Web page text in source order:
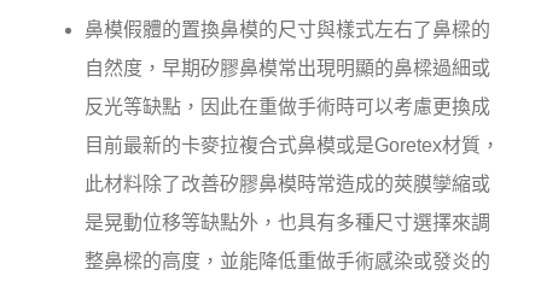
鼻模假體的置換鼻模的尺寸與樣式左右了鼻樑的
自然度，早期矽膠鼻模常出現明顯的鼻樑過細或
反光等缺點，因此在重做手術時可以考慮更換成
目前最新的卡麥拉複合式鼻模或是Goretex材質，
此材料除了改善矽膠鼻模時常造成的莢膜孿縮或
是晃動位移等缺點外，也具有多種尺寸選擇來調
整鼻樑的高度，並能降低重做手術感染或發炎的